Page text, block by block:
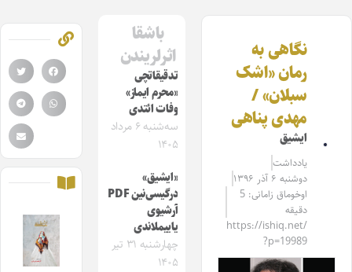
نگاهی به
رمان «اشک
سبلان» /
مهدی پناهی
ایشیق
یادداشت
دوشنبه ۶ آذر ۱۳۹۶
اوخوماق زامانی: 5
دقیقه
https://ishiq.net/
?p=19989
باشقا
اثرلریندن
تدقیقاتچی
«محرم ایماز»
وفات ائتدی
سه‌شنبه ۶ مرداد
۱۴۰۵
«ایشیق»
درگیسی‌نین PDF
آرشیوی
یاییملاندی
چهارشنبه ۳۱ تیر
۱۴۰۵